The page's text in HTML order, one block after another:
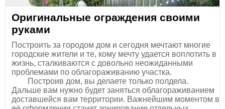
Оригинальные ограждения своими
руками
Построить за городом дом и сегодня мечтают многие
городские жители и те, кому мечту удается воплотить в
жизнь, сталкиваются с довольно неожиданными
проблемами по облагораживанию участка.
Построив дом, вы делаете только полдела.
Дальше вам нужно будет заняться облагораживанием
доставшейся вам территории. Важнейшим моментом в